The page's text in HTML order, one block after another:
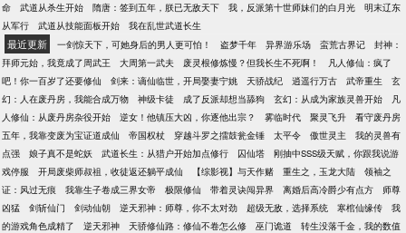
命
武道从杀生开始 隋唐：签到五年，朕已无敌天下 我，反派第十世师妹们的白月光
明末辽东
从军行
武道从技能面板开始 我在乱世武道长生
最近更新 一剑惊天下，可她身后的男人更可怕！ 盗梦千年 异界游乐场 蛮荒古界记
封神：
拜师元始，我竟成了周武王
大周第一武夫 废灵根修炼慢？但我长生不死啊！
凡人修仙：疯了
吧！你一百岁了还要修仙
剑来：谪仙临世，开局娶妻宁姚 天骄战纪 逍遥行万古 武帝重生
玄
幻：人在废丹房，我能合成万物
神级卡徒 成了反派却想当舔狗 玄幻：从成为家族灵兽开始
凡
人修仙：从废丹房杂役开始
逆女！他镇压大凶，你逐他出宗？ 雾临时代 聚灵飞升
看守废丹房
五年，我靠变废为宝证道成仙
帝国权杖 穿越斗罗之擂鼓瓮金锤 太平令 傲世灵主
我的灵兽有
点强
娘子真不是蛇妖 武道长生：从猎户开始加点修行 囚仙塔
刚抽中SSS级天赋，你跟我说游
戏停服
开局废柴师叔祖，收徒返还躺平成仙 【综影视】与天作赌 重生之，玉龙大陆
领袖之
证：风过无痕
我靠生子卷成三界女帝 极限修仙 带着灵诀闯异界 离婚后高冷爵少有点方
师尊
凶猛
剑斩仙门 剑动仙朝 逆天邪神：师尊，你不太对劲 超级无敌，选择系统 寒棺仙缘传
我
的游戏角色成精了
逆天邪神 天骄修仙路：修仙不卷怎么修 巫门诡道
转生没落千金，我的数值